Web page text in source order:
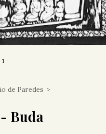
1
de Paredes >
Buda